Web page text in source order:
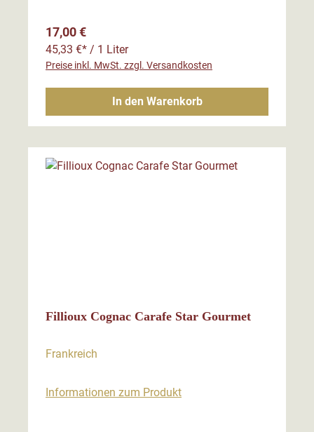
Regulärer Preis:
17,00 €
45,33 €* / 1 Liter
Preise inkl. MwSt. zzgl. Versandkosten
In den Warenkorb
Fillioux Cognac Carafe Star Gourmet
Frankreich
Informationen zum Produkt